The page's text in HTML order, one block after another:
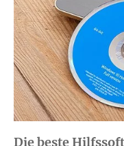
Die beste